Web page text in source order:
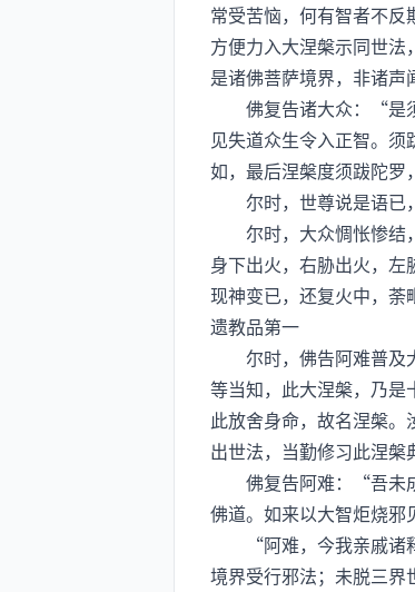
常受苦恼，何有智者不
方便力入大涅槃示同世
是诸佛菩萨境界，非诸声
佛复告诸大众：“是须
见失道众生令入正智。
如，最后涅槃度须跋陀罗
尔时，世尊说是语已
尔时，大众惆怅惨结，
身下出火，右胁出火，
现神变已，还复火中，荼
遗教品第一
尔时，佛告阿难普及
等当知，此大涅槃，乃
此放舍身命，故名涅槃
出世法，当勤修习此涅槃
佛复告阿难：“吾未成
佛道。如来以大智炬烧邪
“阿难，今我亲戚诸释
境界受行邪法；未脱三